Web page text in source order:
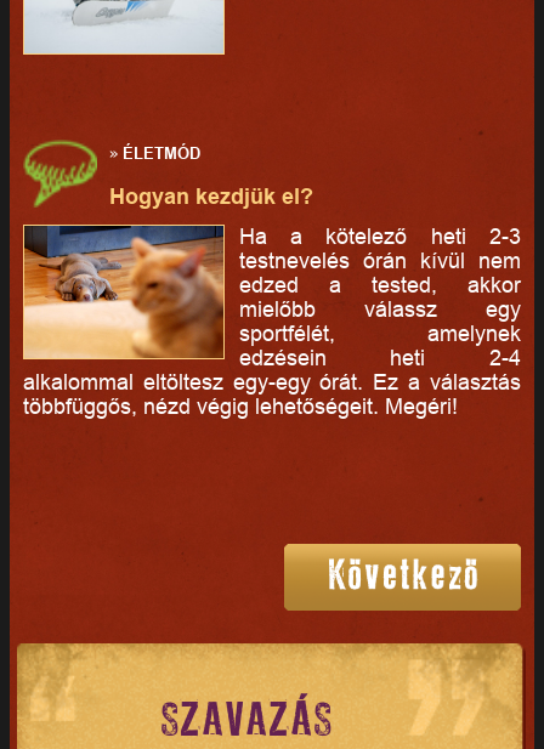
» ÉLETMÓD
Hogyan kezdjük el?
Ha a kötelező heti 2-3
testnevelés órán kívül nem
edzed a tested, akkor
mielőbb válassz egy
sportfélét, amelynek
edzésein heti 2-4
alkalommal eltöltesz egy-egy órát. Ez a választás
többfüggős, nézd végig lehetőségeit. Megéri!
SZAVAZÁS